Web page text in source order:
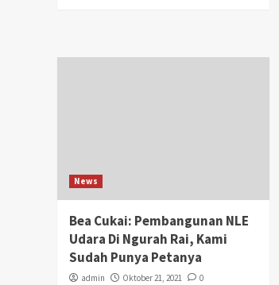
News
Bea Cukai: Pembangunan NLE
Udara Di Ngurah Rai, Kami
Sudah Punya Petanya
admin Oktober 21, 2021 0